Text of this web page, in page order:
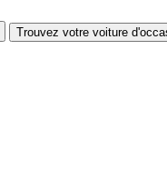
Trouvez votre voiture